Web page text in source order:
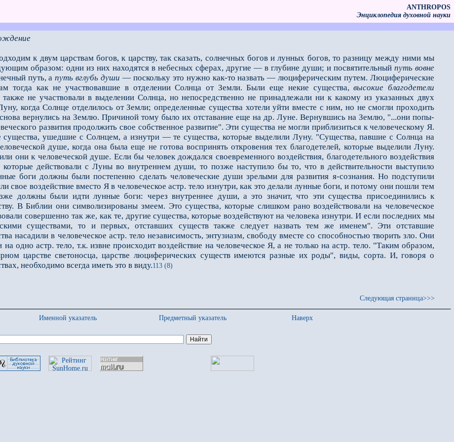
ANTHROPOS
Энциклопедия духовной науки
к двум царствам богов, к царству, так сказать, солнечных богов и лунных богов, то разницу между ними мы
образом: одни из них находятся в небесных сферах, другие — в глубине души; и посвятительный путь вовне
путь, апуть вглубь души — поскольку это нужно как-то назвать — люциферическим путем. Люциферические
тогда как не участвовавшие в отделении Солнца от Земли. Были еще некие су­щества,высокие благодетели
также не участвовали в выделении Солнца, но непосредственно не принадлежали ни к какому из указанных двух
когда Солнце отделилось от Земли; определенные существа хотели уйти вместе с ним, но не смогли проходить
снова вернулись на Землю. Причиной тому было их отставание еще на др. Луне. Вернувшись на Землю, "...они попы­
развития продолжить свое собственное развитие". Эти существа не могли приблизиться к человеческому Я.
существа, ушедшие с Солнцем, а изнутри — те существа, которые выделили Луну. "Существа, павшие с Солнца на
душе, когда она была еще не готова воспринять откровения тех благодетелей, которые вы­делили Луну.
они к человеческой душе. Если бы человек дождался своевремен­ного воздействия, благодетельного воздействия
действовали с Луны во внутреннем души, то позже наступило бы то, что в действительности выступило
боги должны были постепенно сделать человеческие души зрелыми для развития я-сознания. Но под­ступили
свое воздействие вместо Я в человеческое астр. тело изнутри, как это делали лунные боги, и потому они пошли тем
должны были идти лунные боги: через внутреннее души, а это значит, что эти существа присоединились к
В Библии они символизированы змеем. Это существа, которые слишком рано воздейст­вовали на человеческое
совершенно так же, как те, другие существа, кото­рые воздействуют на человека изнутри. И если последних мы
существами, то и первых, отставших существ также следует назвать тем же именем". Эти отставшие
насадили в человеческое астр. тело независимость, энтузиазм, свободу вместе со способно­стью творить зло. Они
на одно астр. тело, т.к. извне происходит воздействие на человеческое Я, а не только на астр. тело. "Таким образом,
царстве светоносца, царстве люциферических существ имеются разные их роды", виды, сорта. И, говоря о
необходимо всегда иметь это в виду.113 (8)
Следующая страница>>>
Именной указатель Предметный указатель
Наверх